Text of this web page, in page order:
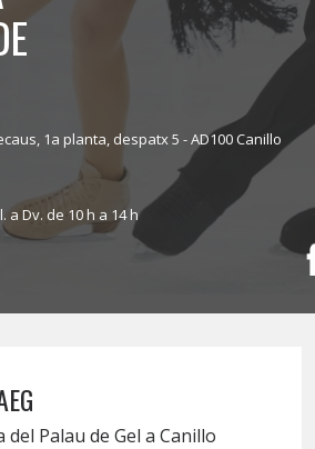
1a planta, despatx 5 - AD100 Canillo
a Dv. de 10 h a 14 h
del Palau de Gel a Canillo